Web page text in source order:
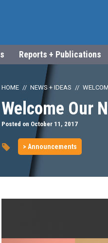
Reports + Publications
HOME NEWS + IDEAS
Welcome Our
Posted on October 11, 2017
> Announcements